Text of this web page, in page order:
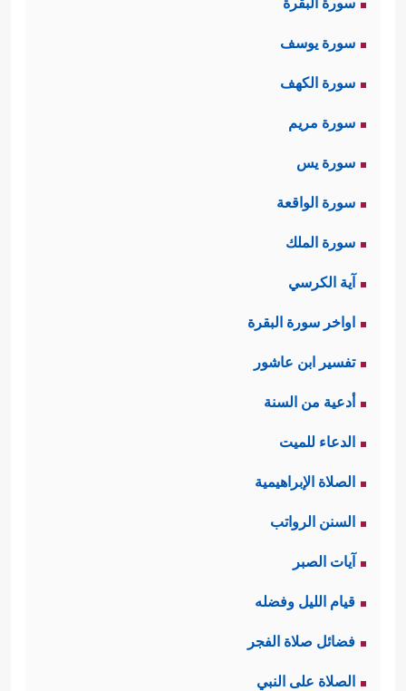
سورة يوسف
سورة الكهف
سورة مريم
سورة يس
سورة الواقعة
سورة الملك
آية الكرسي
اواخر سورة البقرة
تفسير ابن عاشور
أدعية من السنة
الدعاء للميت
الصلاة الإبراهيمية
السنن الرواتب
آيات الصبر
قيام الليل وفضله
فضائل صلاة الفجر
الصلاة على النبي